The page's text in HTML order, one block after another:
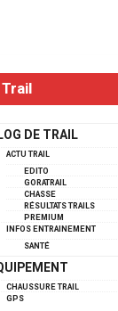
Trail
DE TRAIL
ACTU TRAIL
EDITO
GORATRAIL
CHASSE
RÉSULTATS TRAILS
PREMIUM
INFOS ENTRAINEMENT
SANTÉ
CHAUSSURE TRAIL
GPS